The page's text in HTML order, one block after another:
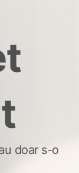
doar s-o